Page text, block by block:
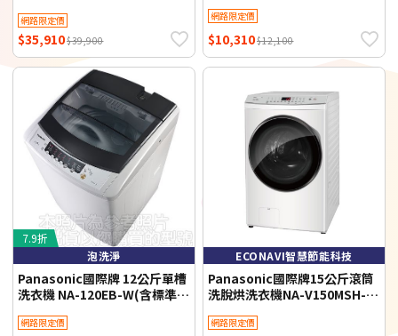
機回收
網路限定價
$35,910$39,900
網路限定價
$10,310$12,100
7.9折
泡洗淨
Panasonic國際牌 12公斤單槽
洗衣機 NA-120EB-W(含標準安
網路限定價
ECONAVI智慧節能科技
Panasonic國際牌15公斤滾筒
洗脫烘洗衣機NA-V150MSH-
網路限定價